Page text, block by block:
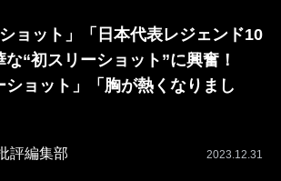
ショット」「日本代表レジェンド10
“初スリーショット”に興奮！
ショット」「胸が熱くなりまし
評編集部 2023.12.31